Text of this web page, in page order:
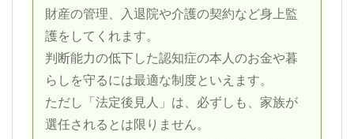
財産の管理、入退院や介護の契約など身上監
護をしてくれます。
判断能力の低下した認知症の本人のお金や暮
らしを守るには最適な制度といえます。
ただし「法定後見人」は、必ずしも、家族が
選任されるとは限りません。